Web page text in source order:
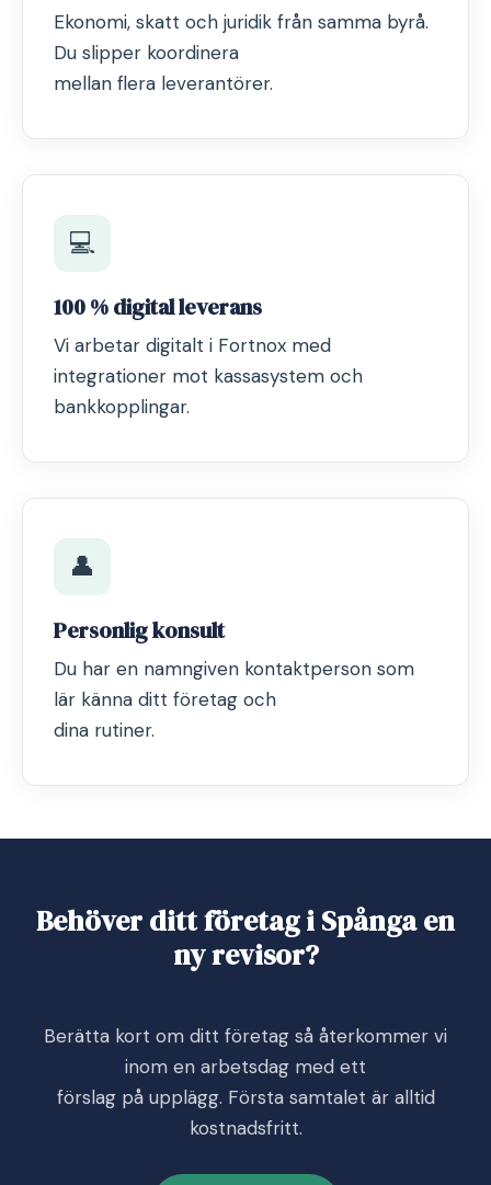
Ekonomi, skatt och juridik från samma byrå.
Du slipper koordinera
mellan flera leverantörer.
💻
100 % digital leverans
Vi arbetar digitalt i Fortnox med
integrationer mot kassasystem och
bankkopplingar.
👤
Personlig konsult
Du har en namngiven kontaktperson som
lär känna ditt företag och
dina rutiner.
Behöver ditt företag i Spånga en
ny revisor?
Berätta kort om ditt företag så återkommer vi
inom en arbetsdag med ett
förslag på upplägg. Första samtalet är alltid
kostnadsfritt.